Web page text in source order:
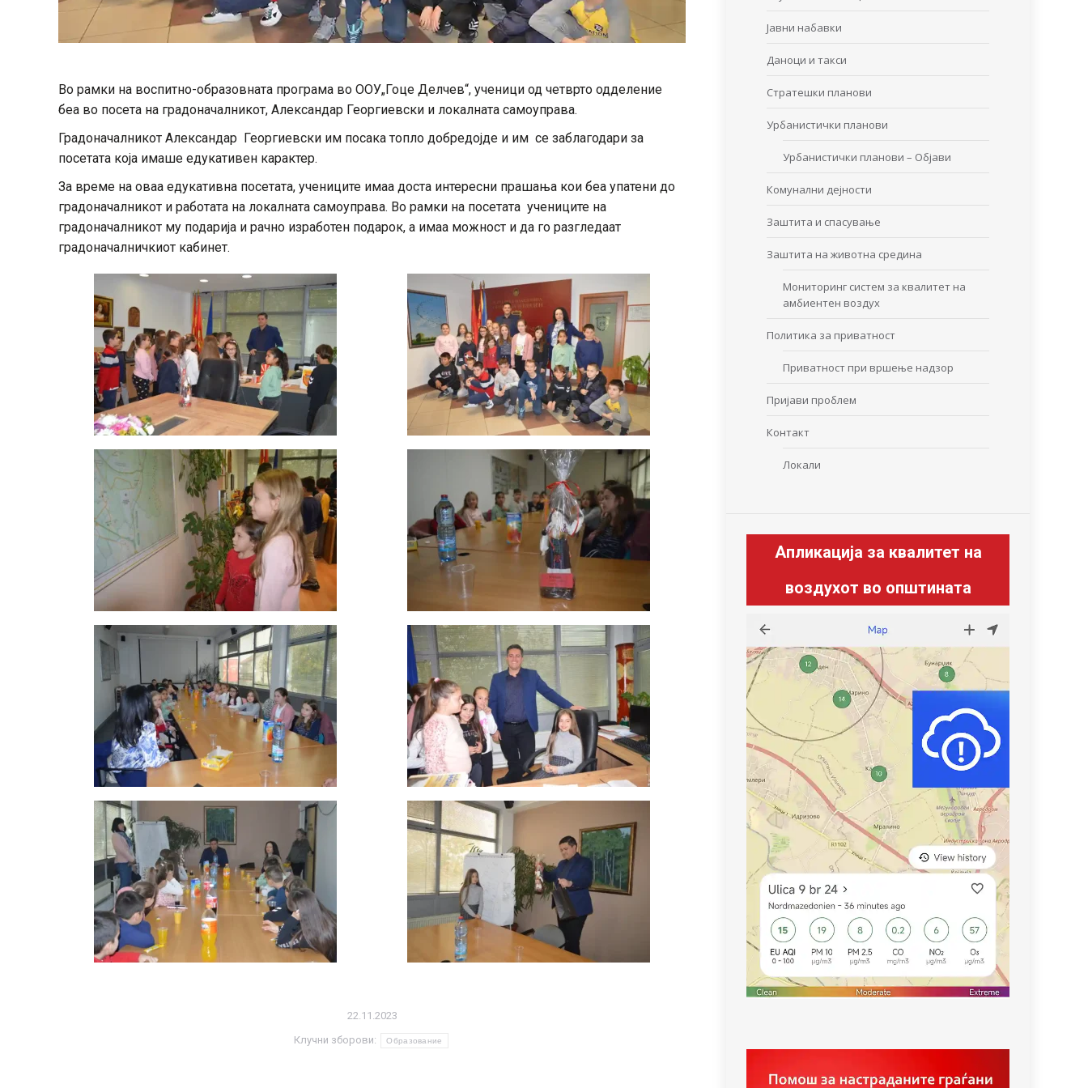
Во рамки на воспитно-образовната програма во ООУ„Гоце Делчев“, ученици од четврто одделение
беа во посета на градоначалникот, Александар Георгиевски и локалната самоуправа.
Градоначалникот Александар Георгиевски им посака топло добредојде и им се заблагодари за
посетата која имаше едукативен карактер.
За време на оваа едукативна посетата, учениците имаа доста интересни прашања кои беа упатени до
градоначалникот и работата на локалната самоуправа. Во рамки на посетата учениците на
градоначалникот му подарија и рачно изработен подарок, а имаа можност и да го разгледаат
градоначалничкиот кабинет.
22.11.2023
Клучни зборови: Образование
Јавни набавки
Даноци и такси
Стратешки планови
Урбанистички планови
Урбанистички планови – Објави
Комунални дејности
Заштита и спасување
Заштита на животна средина
Мониторинг систем за квалитет на
амбиентен воздух
Политика за приватност
Приватност при вршење надзор
Пријави проблем
Контакт
Локали
Апликација за квалитет на
воздухот во општината